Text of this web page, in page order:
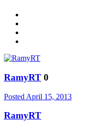
RamyRT 0
Posted April 15, 2013
RamyRT